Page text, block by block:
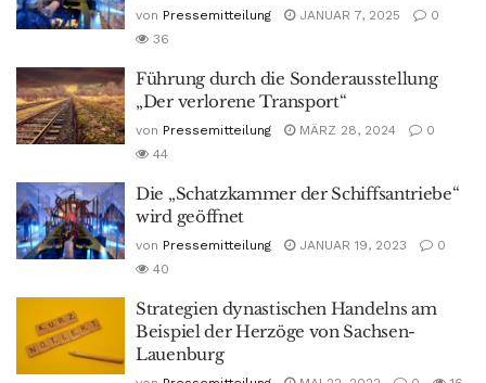
von Pressemitteilung JANUAR 7, 2025
0
36
Führung durch die Sonderausstellung
„Der verlorene Transport“
von Pressemitteilung MÄRZ 28, 2024
0
44
Die „Schatzkammer der Schiffsantriebe“
wird geöffnet
von Pressemitteilung JANUAR 19, 2023
0
40
Strategien dynastischen Handelns am
Beispiel der Herzöge von Sachsen-
Lauenburg